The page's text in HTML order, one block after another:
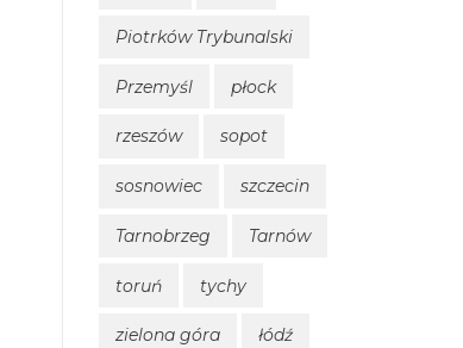
Piotrków Trybunalski
Przemyśl płock
rzeszów sopot
sosnowiec szczecin
Tarnobrzeg Tarnów
toruń tychy
zielona góra łódź